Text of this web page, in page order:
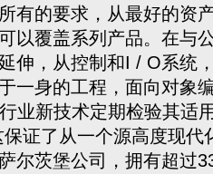
有的要求，从最好的资
以覆盖系列产品。在与
伸，从控制和I / O系统
一身的工程，面向对象
业新技术定期检验其适
证了从一个源高度现
尔茨堡公司，拥有超过